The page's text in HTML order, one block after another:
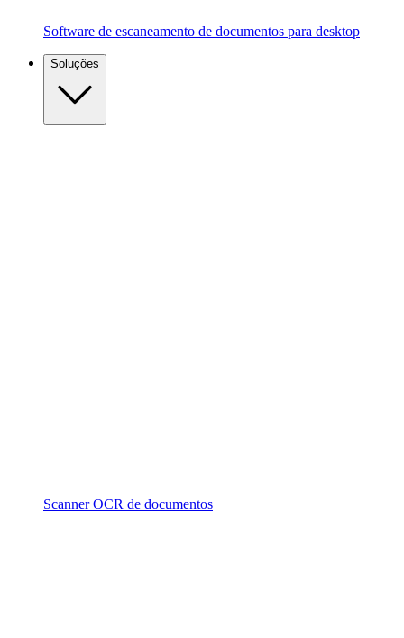
Software de escaneamento de documentos para desktop
Soluções
Scanner OCR de documentos